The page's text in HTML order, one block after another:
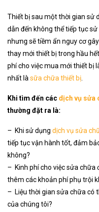
Thiết bị sau một thời gian sử
dẫn đến không thể tiếp tục
nhưng sẽ tiềm ẩn nguy cơ
thay mới thiết bị trong hầu
phí cho việc mua mới thiết bị
nhất làsữa chữa thiết bị.
Khi tìm đến các dịch vụ sửa
thường đặt ra là:
– Khi sử dụng dịch vụ sửa
tiếp tục vận hành tốt, đảm
không?
– Kinh phí cho việc sửa chữa
thêm các khoản phí phụ trội
– Liệu thời gian sửa chữa có
của chúng tôi?